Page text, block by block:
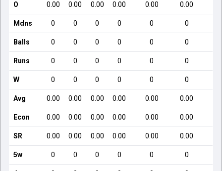
O 0.00 0.00 0.00 0.00 0.00 0.00
Mdns 0 0 0 0 0 0
Balls 0 0 0 0 0 0
Runs 0 0 0 0 0 0
W 0 0 0 0 0 0
Avg 0.00 0.00 0.00 0.00 0.00 0.00
Econ 0.00 0.00 0.00 0.00 0.00 0.00
SR 0.00 0.00 0.00 0.00 0.00 0.00
5w 0 0 0 0 0 0